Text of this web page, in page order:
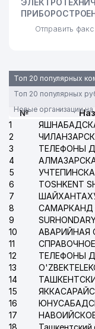
Отправить
Топ 20 популярных
Топ 20 популярных
Новые организации на
№
1
2
3
4
5
6
7
8
9
10
11
12
13
14
15
16
17
18